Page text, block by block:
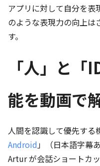
アプリに対して自分を表
のような表現力の向上は
す。
「人」と「
能を動画で
人間を認識して優先する
Android」（日本語字幕
Artur が会話ショートカ